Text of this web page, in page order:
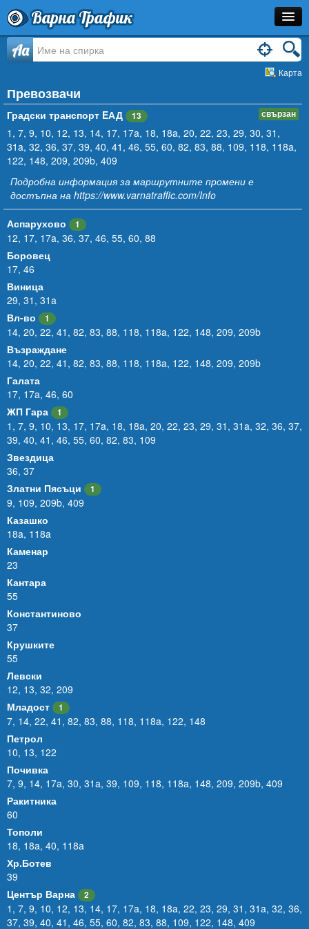
Варна Трафик
Спирка
Разписание
Как Да Стигна?
Инфо
Aa
Карта
Превозвачи
свързан
Градски транспорт EАД 13
1 , 7, 9, 10, 12, 13, 14, 17, 17a, 18, 18a, 20, 22, 23, 29, 30, 31 ,
31a, 32, 36, 37, 39, 40, 41 , 46, 55, 60, 82, 83, 88, 109, 118, 118a,
122, 148, 209, 209b, 409
Подробна информация за маршрутните промени е
достъпна на https://www.varnatraffic.com/Info
Аспарухово 1
12, 17, 17a, 36, 37, 46, 55, 60, 88
Боровец
17, 46
Виница
29, 31 , 31a
Вл-во
1
14, 20, 22, 41 , 82, 83, 88, 118, 118a, 122, 148, 209, 209b
Възраждане
14, 20, 22, 41 , 82, 83, 88, 118, 118a, 122, 148, 209, 209b
Галата
17, 17a, 46, 60
ЖП Гара
1
1 , 7, 9, 10, 13, 17, 17a, 18, 18a, 20, 22, 23, 29, 31 , 31a, 32, 36, 37,
39, 40, 41 , 46, 55, 60, 82, 83, 109
Звездица
36, 37
Златни Пясъци
1
9, 109, 209b, 409
Казашко
18a, 118a
Каменар
23
Кантара
55
Константиново
37
Крушките
55
Левски
12, 13, 32, 209
Младост
1
7, 14, 22, 41 , 82, 83, 88, 118, 118a, 122, 148
Петрол
10, 13, 122
Почивка
7, 9, 14, 17a, 30, 31a, 39, 109, 118, 118a, 148, 209, 209b, 409
Ракитника
60
Тополи
18, 18a, 40, 118a
Хр.Ботев
39
Център Варна
2
1 , 7, 9, 10, 12, 13, 14, 17, 17a, 18, 18a, 22, 23, 29, 31 , 31a, 32, 36,
37, 39, 40, 41 , 46, 55, 60, 82, 83, 88, 109, 122, 148, 409